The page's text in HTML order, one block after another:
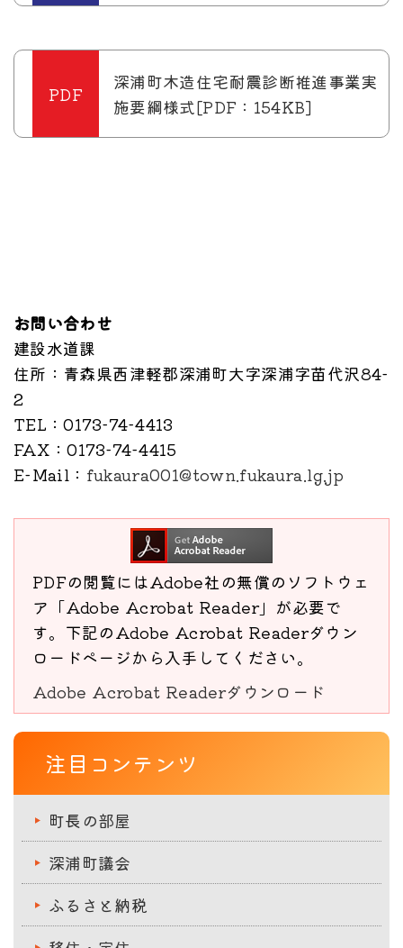
深浦町木造住宅耐震診断推進事業実
施要綱様式[PDF：154KB]
お問い合わせ
建設水道課
住所 ：青森県西津軽郡深浦町大字深浦字苗代沢84-
2
TEL ：0173-74-4413
FAX ：0173-74-4415
E-Mail ： fukaura001@town.fukaura.lg.jp
PDFの閲覧にはAdobe社の無償のソフトウェ
ア「Adobe Acrobat Reader」が必要で
す。下記のAdobe Acrobat Readerダウン
ロードページから入手してください。
Adobe Acrobat Readerダウンロード
注目コンテンツ
町長の部屋
深浦町議会
ふるさと納税